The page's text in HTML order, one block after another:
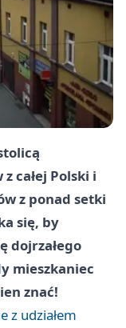
całej Polski i
z ponad setki
się, by
dojrzałego
mieszkaniec
znać!
z udziałem